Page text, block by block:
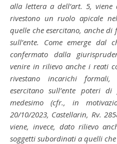
alla lettera a dell’art. 5,
rivestono un ruolo apicale
quelle che esercitano, anche
sull’ente. Come emerge dal
confermato dalla
venire in rilievo anche i reati
rivestano incarichi
esercitano sull’ente poteri
medesimo (cfr., in
20/10/2023, Castellarin, Rv.
viene, invece, dato rilievo
soggetti subordinati a quelli